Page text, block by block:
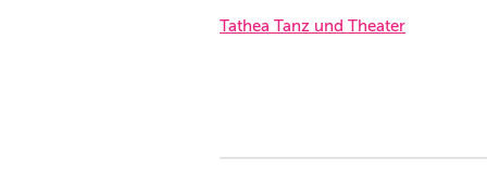
Tathea Tanz und Theater